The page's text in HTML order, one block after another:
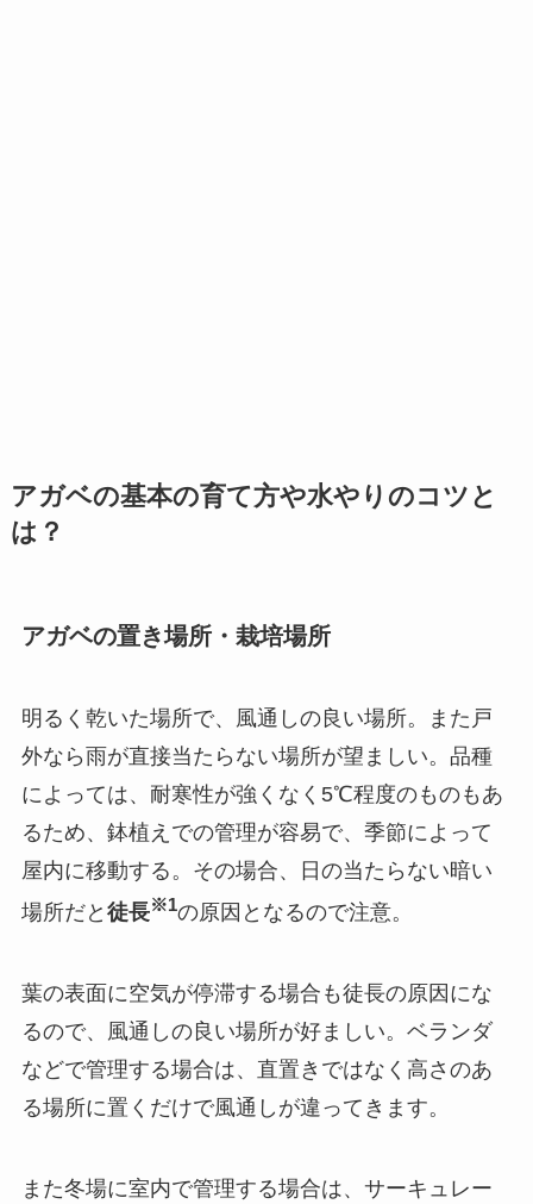
アガベの基本の育て方や水やりのコツと
は？
アガベの置き場所・栽培場所
明るく乾いた場所で、風通しの良い場所。また戸
外なら雨が直接当たらない場所が望ましい。品種
によっては、耐寒性が強くなく5℃程度のものもあ
るため、鉢植えでの管理が容易で、季節によって
屋内に移動する。その場合、日の当たらない暗い
場所だと 徒長※1の原因となるので注意。
葉の表面に空気が停滞する場合も徒長の原因にな
るので、風通しの良い場所が好ましい。ベランダ
などで管理する場合は、直置きではなく高さのあ
る場所に置くだけで風通しが違ってきます。
また冬場に室内で管理する場合は、サーキュレー